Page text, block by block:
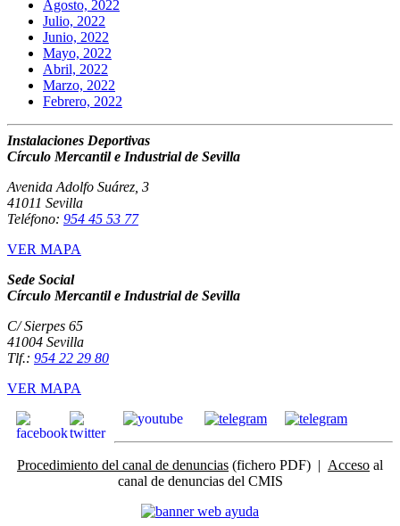
Agosto, 2022
Julio, 2022
Junio, 2022
Mayo, 2022
Abril, 2022
Marzo, 2022
Febrero, 2022
Instalaciones Deportivas
Círculo Mercantil e Industrial de Sevilla
Avenida Adolfo Suárez, 3
41011 Sevilla
Teléfono: 954 45 53 77
VER MAPA
Sede Social
Círculo Mercantil e Industrial de Sevilla
C/ Sierpes 65
41004 Sevilla
Tlf.: 954 22 29 80
VER MAPA
Procedimiento del canal de denuncias (fichero PDF) | Acceso al
canal de denuncias del CMIS